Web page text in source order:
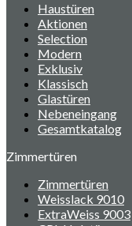
Haustüren
Aktionen
Selection
Modern
Exklusiv
Klassisch
Glastüren
Nebeneingang
Gesamtkatalog
Zimmertüren
Zimmertüren
Weisslack 9010
ExtraWeiss 9003